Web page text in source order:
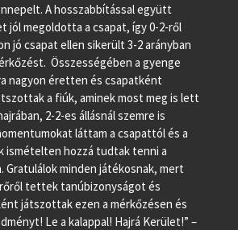
A hosszabbítással együtt
jól megoldotta a csapat, így 0-2-ről
jó csapat ellen sikerült 3-2 arányban
Összességében a gyenge
nagyon éretten és csapatként
a fiúk, aminek most meg is lett
2-2-es állásnál szemre is
láttam a csapattól és a
ismételten hozzá tudtak tenni a
Gratulálok minden játékosnak, mert
tettek tanúbizonyságot és
játszottak ezen a mérkőzésen és
Le a kalappal! Hajrá Kerület!” –